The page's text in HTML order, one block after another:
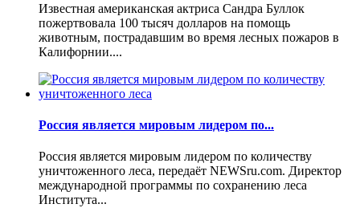
Известная американская актриса Сандра Буллок
пожертвовала 100 тысяч долларов на помощь
животным, пострадавшим во время лесных пожаров в
Калифорнии....
Россия является мировым лидером по...
Россия является мировым лидером по количеству
уничтоженного леса, передаёт NEWSru.com. Директор
международной программы по сохранению леса
Института...